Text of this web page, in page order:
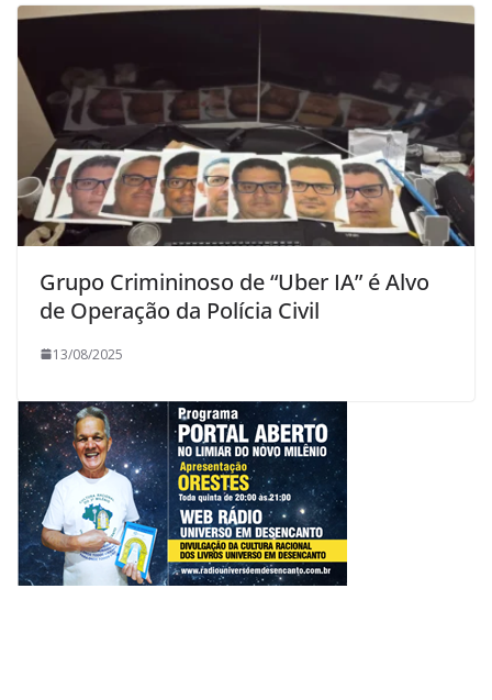
Grupo Crimininoso de “Uber IA” é Alvo
de Operação da Polícia Civil
13/08/2025